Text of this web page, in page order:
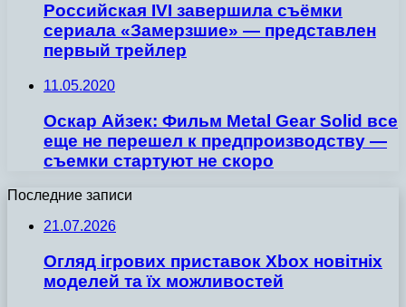
Российская IVI завершила съёмки
сериала «Замерзшие» — представлен
первый трейлер
11.05.2020
Оскар Айзек: Фильм Metal Gear Solid все
еще не перешел к предпроизводству —
съемки стартуют не скоро
Последние записи
21.07.2026
Огляд ігрових приставок Xbox новітніх
моделей та їх можливостей